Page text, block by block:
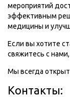
мероприятий
эффективным
медицины и
Если вы хотите
свяжитесь с
Мы всегда
Контакты: